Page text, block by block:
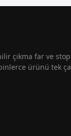
çıkma far ve
ürünü tek